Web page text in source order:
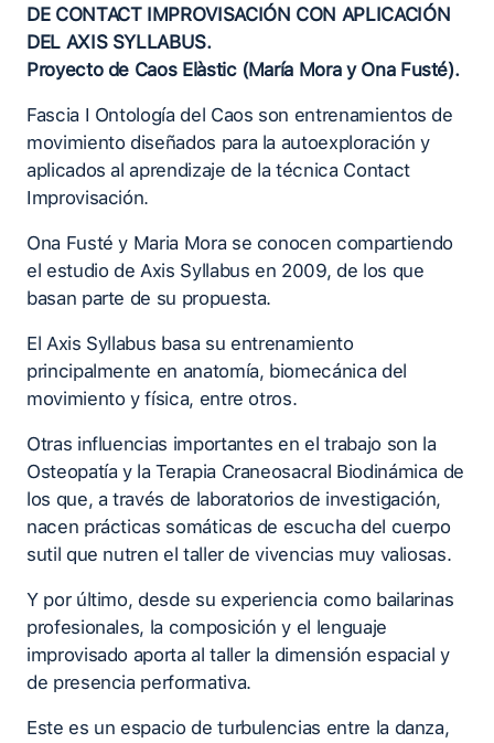
DE CONTACT IMPROVISACIÓN CON APLICACIÓN
DEL AXIS SYLLABUS.
Proyecto de Caos Elàstic (María Mora y Ona Fusté).
Fascia I Ontología del Caos son entrenamientos de
movimiento diseñados para la autoexploración y
aplicados al aprendizaje de la técnica Contact
Improvisación.
Ona Fusté y Maria Mora se conocen compartiendo
el estudio de Axis Syllabus en 2009, de los que
basan parte de su propuesta.
El Axis Syllabus basa su entrenamiento
principalmente en anatomía, biomecánica del
movimiento y física, entre otros.
Otras influencias importantes en el trabajo son la
Osteopatía y la Terapia Craneosacral Biodinámica de
los que, a través de laboratorios de investigación,
nacen prácticas somáticas de escucha del cuerpo
sutil que nutren el taller de vivencias muy valiosas.
Y por último, desde su experiencia como bailarinas
profesionales, la composición y el lenguaje
improvisado aporta al taller la dimensión espacial y
de presencia performativa.
Este es un espacio de turbulencias entre la danza,